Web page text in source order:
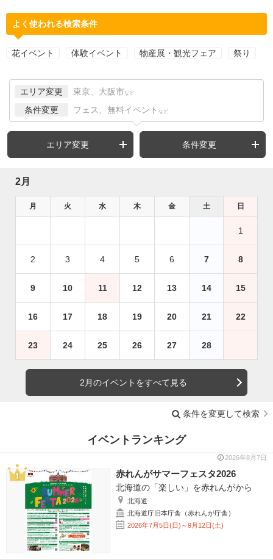
よく使われる検索条件
花イベント 体験イベント 物産展・観光フェア 祭り
エリア変更 東京、大阪市 など
条件変更 フェス、無料イベント など
エリア変更 条件変更
2月
月 火 水 木 金 土 日
1
2 3 4 5 6 7 8
9 10 11 12 13 14 15
16 17 18 19 20 21 22
23 24 25 26 27 28
2月のイベントをすべて見る
条件を変更して検索
イベントランキング
2026年8月7日
赤れんがサマーフェスタ2026
北海道の「楽しい」を赤れんがから
北海道
北海道庁旧本庁舎（赤れんが庁舎）
2026年7月5日(日)～9月12日(土)